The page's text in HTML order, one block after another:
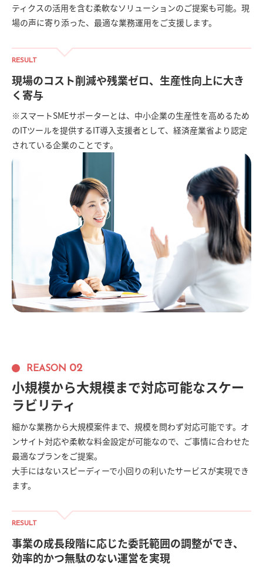
ティクスの活用を含む柔軟なソリューションのご提案も可能。現
場の声に寄り添った、最適な業務運用をご支援します。
RESULT
現場のコスト削減や残業ゼロ、生産性向上に大き
く寄与
※スマートSMEサポーターとは、中小企業の生産性を高めるため
のITツールを提供するIT導入支援者として、経済産業省より認定
されている企業のことです。
REASON 02
小規模から大規模まで対応可能なスケー
ラビリティ
細かな業務から大規模案件まで、規模を問わず対応可能です。オ
ンサイト対応や柔軟な料金設定が可能なので、ご事情に合わせた
最適なプランをご提案。
大手にはないスピーディーで小回りの利いたサービスが実現でき
ます。
RESULT
事業の成長段階に応じた委託範囲の調整ができ、
効率的かつ無駄のない運営を実現